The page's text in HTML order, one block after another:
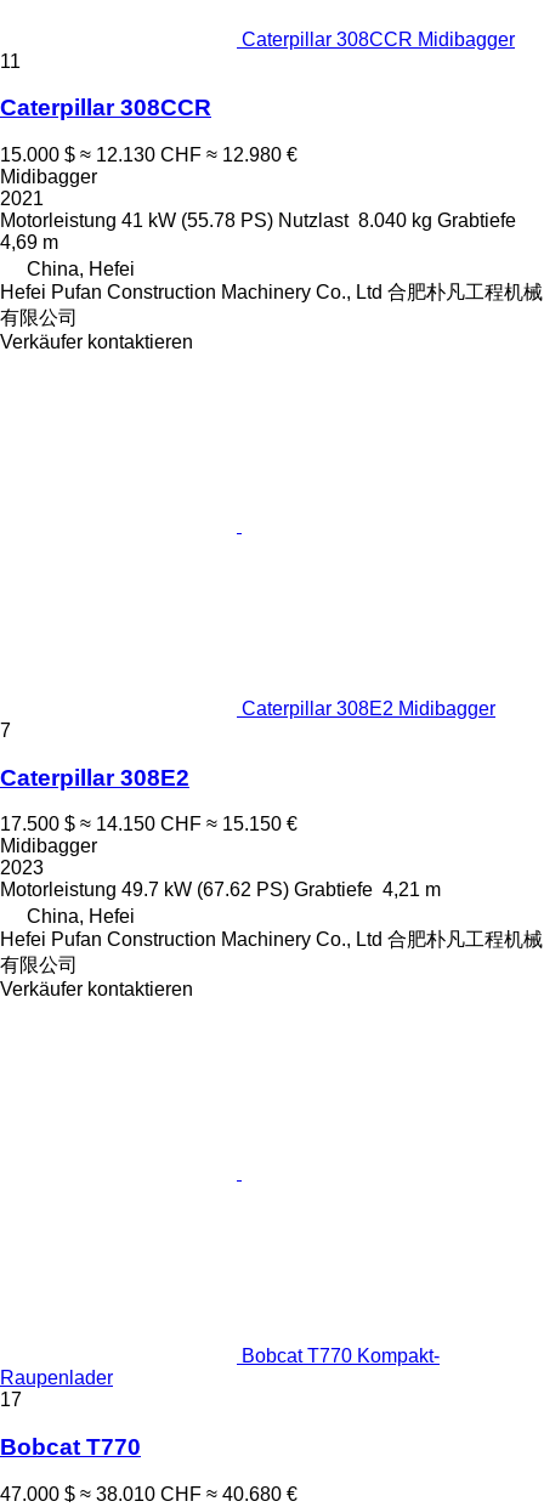
Caterpillar 308CCR Midibagger
11
Caterpillar 308CCR
15.000 $ ≈ 12.130 CHF ≈ 12.980 €
Midibagger
2021
Motorleistung 41 kW (55.78 PS) Nutzlast 8.040 kg Grabtiefe
4,69 m
China, Hefei
Hefei Pufan Construction Machinery Co., Ltd 合肥朴凡工程机械
有限公司
Verkäufer kontaktieren
Caterpillar 308E2 Midibagger
7
Caterpillar 308E2
17.500 $ ≈ 14.150 CHF ≈ 15.150 €
Midibagger
2023
Motorleistung 49.7 kW (67.62 PS) Grabtiefe 4,21 m
China, Hefei
Hefei Pufan Construction Machinery Co., Ltd 合肥朴凡工程机械
有限公司
Verkäufer kontaktieren
Bobcat T770 Kompakt-
Raupenlader
17
Bobcat T770
47.000 $ ≈ 38.010 CHF ≈ 40.680 €